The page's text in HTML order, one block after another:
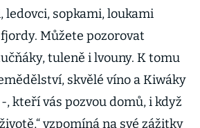
ledovci, sopkami, loukami
Můžete pozorovat
tuleně i lvouny. K tomu
skvělé víno a Kiwáky
, kteří vás pozvou domů, i když
vzpomíná na své zážitky